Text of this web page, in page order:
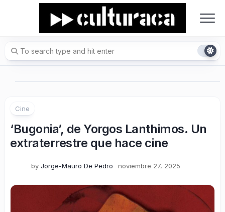
Cine
‘Bugonia’, de Yorgos Lanthimos. Un
extraterrestre que hace cine
by Jorge-Mauro De Pedro noviembre 27, 2025